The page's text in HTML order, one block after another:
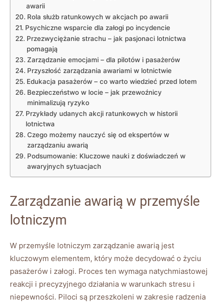
⁢awarii
Rola służb ratunkowych ‍w akcjach po awarii
Psychiczne ‍wsparcie dla załogi po​ incydencie
Przezwyciężanie strachu ⁢– ‍jak pasjonaci lotnictwa
pomagają
Zarządzanie emocjami –‍ dla pilotów i pasażerów
Przyszłość ‍zarządzania ‍awariami w lotnictwie
Edukacja pasażerów – co warto​ wiedzieć przed lotem
Bezpieczeństwo w ⁢locie – jak⁢ przewoźnicy
minimalizują ryzyko
Przykłady‍ udanych ⁢akcji ratunkowych w⁤ historii
lotnictwa
Czego ‍możemy nauczyć się ‍od‍ ekspertów w
zarządzaniu awarią
Podsumowanie: Kluczowe nauki z doświadczeń w
awaryjnych sytuacjach
Zarządzanie awarią w przemyśle
lotniczym
W przemyśle lotniczym zarządzanie ‍awarią jest
kluczowym⁢ elementem, który ‌może decydować o życiu
pasażerów i załogi. Proces ten wymaga natychmiastowej
‍reakcji i precyzyjnego działania​ w warunkach ⁣stresu i
niepewności. Piloci‍ są‌ przeszkoleni w⁣ zakresie radzenia